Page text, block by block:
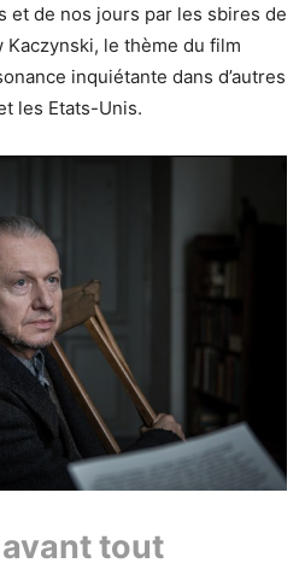
et de nos jours par les sbires de
Kaczynski, le thème du film
inquiétante dans d’autres
les Etats-Unis.
tout